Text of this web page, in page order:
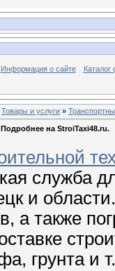
Информация о сайте
Товары и услуги »
на StroiTaxi48.ru.
служба
и
а также
грунта и